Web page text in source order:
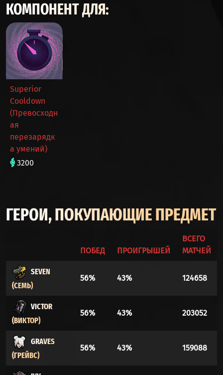
КОМПОНЕНТ ДЛЯ:
Superior
Cooldown
(Превосходн
ая
перезарядк
а умений)
3200
ГЕРОИ, ПОКУПАЮЩИЕ ПРЕДМЕТ
ПОБЕД ПРОИГРЫШЕЙ
ВСЕГО
МАТЧЕЙ
SEVEN
(СЕМЬ)
56% 43% 124658
VICTOR
(ВИКТОР)
56% 43% 203052
GRAVES
(ГРЕЙВС)
56% 43% 159088